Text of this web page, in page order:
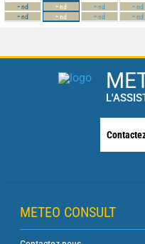
-nd
-nd
-nd
-nd
-nd
-nd
-nd
-nd
METEO CONSULT